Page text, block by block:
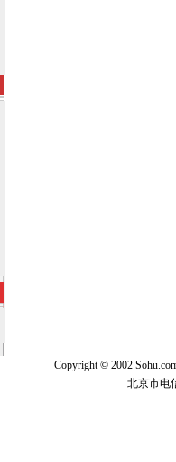
Copyright © 2002
北京市电